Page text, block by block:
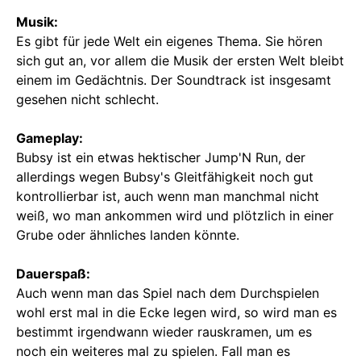
Musik:
Es gibt für jede Welt ein eigenes Thema. Sie hören
sich gut an, vor allem die Musik der ersten Welt bleibt
einem im Gedächtnis. Der Soundtrack ist insgesamt
gesehen nicht schlecht.
Gameplay:
Bubsy ist ein etwas hektischer Jump'N Run, der
allerdings wegen Bubsy's Gleitfähigkeit noch gut
kontrollierbar ist, auch wenn man manchmal nicht
weiß, wo man ankommen wird und plötzlich in einer
Grube oder ähnliches landen könnte.
Dauerspaß:
Auch wenn man das Spiel nach dem Durchspielen
wohl erst mal in die Ecke legen wird, so wird man es
bestimmt irgendwann wieder rauskramen, um es
noch ein weiteres mal zu spielen. Fall man es